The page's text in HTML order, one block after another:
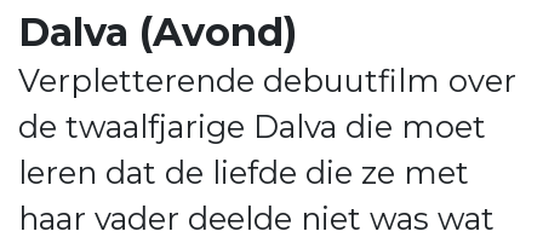
Dalva (Avond)
Verpletterende debuutfilm over
de twaalfjarige Dalva die moet
leren dat de liefde die ze met
haar vader deelde niet was wat